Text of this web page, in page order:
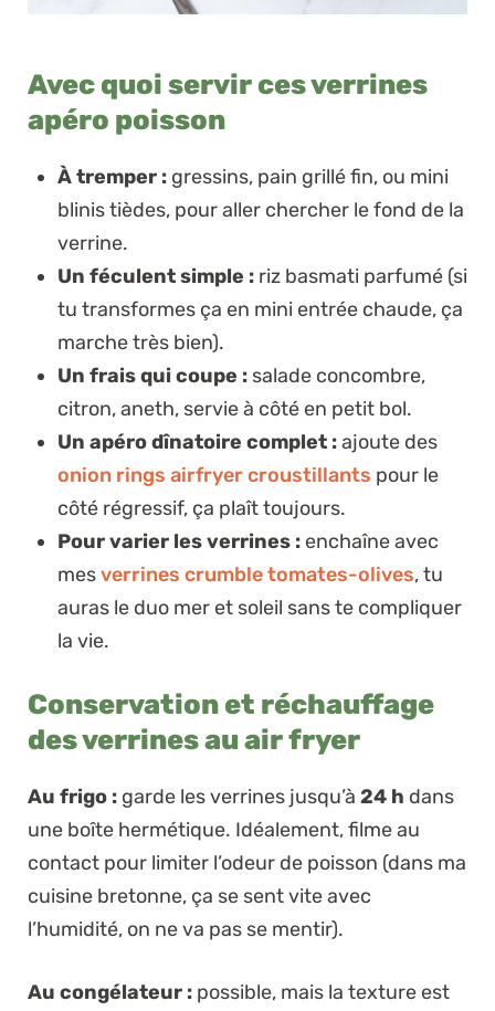
Avec quoi servir ces verrines
apéro poisson
À tremper : gressins, pain grillé fin, ou mini
blinis tièdes, pour aller chercher le fond de la
verrine.
Un féculent simple : riz basmati parfumé (si
tu transformes ça en mini entrée chaude, ça
marche très bien).
Un frais qui coupe : salade concombre,
citron, aneth, servie à côté en petit bol.
Un apéro dînatoire complet :ajoute des
onion rings airfryer croustillants pour le
côté régressif, ça plaît toujours.
Pour varier les verrines : enchaîne avec
mesverrines crumble tomates-olives, tu
auras le duo mer et soleil sans te compliquer
la vie.
Conservation et réchauffage
des verrines au air fryer
Au frigo : garde les verrines jusqu’à 24 h dans
une boîte hermétique. Idéalement, filme au
contact pour limiter l’odeur de poisson (dans ma
cuisine bretonne, ça se sent vite avec
l’humidité, on ne va pas se mentir).
Au congélateur : possible, mais la texture est